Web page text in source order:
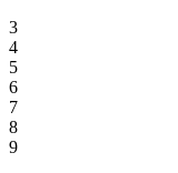
3
4
5
6
7
8
9